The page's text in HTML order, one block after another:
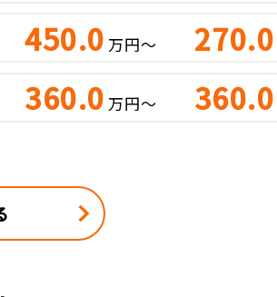
450.0 万円～ 270.0
360.0 万円～ 360.0